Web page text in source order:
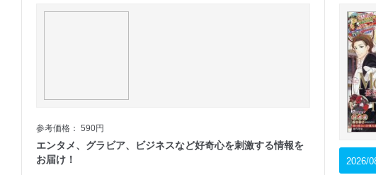
参考価格： 590円
エンタメ、グラビア、ビジネスなど好奇心を刺激する情報を
お届け！
2026/